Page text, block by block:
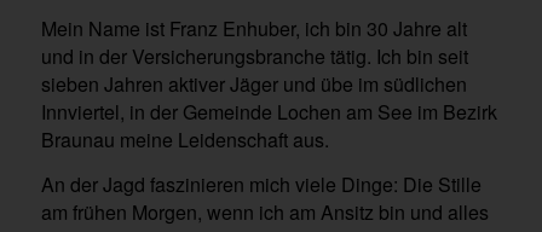
Mein Name ist Franz Enhuber, ich bin 30 Jahre alt
und in der Versicherungsbranche tätig. Ich bin seit
sieben Jahren aktiver Jäger und übe im südlichen
Innviertel, in der Gemeinde Lochen am See im Bezirk
Braunau meine Leidenschaft aus.
An der Jagd faszinieren mich viele Dinge: Die Stille
am frühen Morgen, wenn ich am Ansitz bin und alles